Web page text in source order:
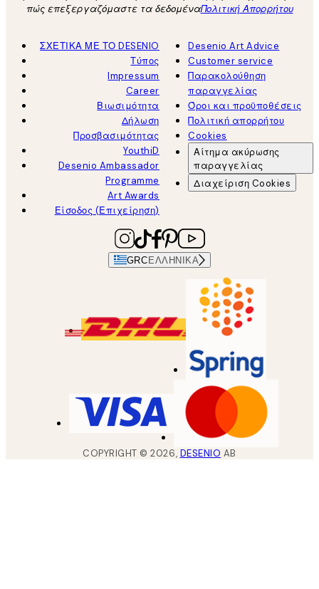
πώς επεξεργαζόμαστε τα δεδομέναΠολιτική Απορρήτου
ΣΧΕΤΙΚΑ ΜΕ ΤΟ DESENIO
Τύπος
Impressum
Career
Βιωσιμότητα
Δήλωση
Προσβασιμότητας
YouthiD
Desenio Ambassador
Programme
Art Awards
Είσοδος (Επιχείρηση)
Desenio Art Advice
Customer service
Παρακολούθηση
παραγγελίας
Όροι και προϋποθέσεις
Πολιτική απορρήτου
Cookies
Αίτημα ακύρωσης
παραγγελίας
Διαχείριση Cookies
GRCΕΛΛΗΝΙΚΆ
COPYRIGHT ©2026, DESENIO AB